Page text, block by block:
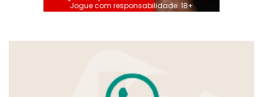
Jogue com responsabilidade. 18+